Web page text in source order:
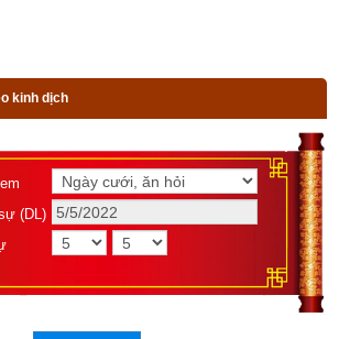
kinh dịch
(DL)